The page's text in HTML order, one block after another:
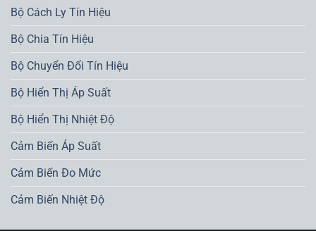
Bộ Cách Ly Tín Hiệu
Bộ Chia Tín Hiệu
Bộ Chuyển Đổi Tín Hiệu
Bộ Hiển Thị Áp Suất
Bộ Hiển Thị Nhiệt Độ
Cảm Biến Áp Suất
Cảm Biến Đo Mức
Cảm Biến Nhiệt Độ